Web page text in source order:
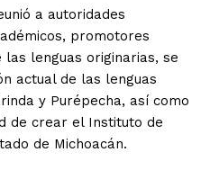
a autoridades
promotores
lenguas originarias, se
actual de las lenguas
y Purépecha, así como
de crear el Instituto de
de Michoacán.